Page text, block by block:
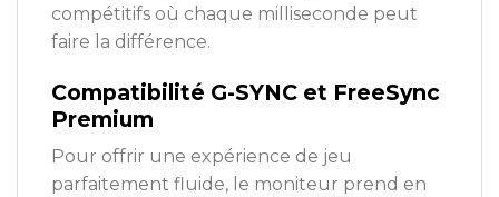
compétitifs où chaque milliseconde peut
faire la différence.
Compatibilité G-SYNC et FreeSync
Premium
Pour offrir une expérience de jeu
parfaitement fluide, le moniteur prend en